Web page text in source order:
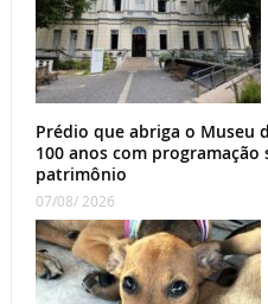
Prédio que abriga o Museu
100 anos com
patrimônio
07/08/ 2026